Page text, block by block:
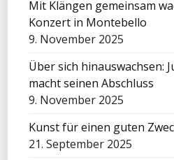
Mit Klängen gemeinsam
Konzert in Montebello
9. November 2025
Über sich hinauswachsen:
macht seinen Abschluss
9. November 2025
Kunst für einen guten
21. September 2025